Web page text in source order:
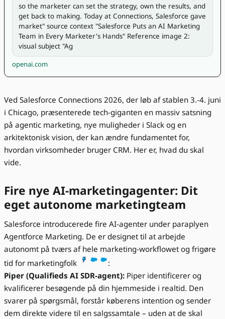
so the marketer can set the strategy, own the results, and
get back to making. Today at Connections, Salesforce gave
market" source context "Salesforce Puts an AI Marketing
Team in Every Marketer's Hands" Reference image 2:
visual subject "Ag
openai.com
Ved Salesforce Connections 2026, der løb af stablen 3.-4. juni
i Chicago, præsenterede tech-giganten en massiv satsning
på agentic marketing, nye muligheder i Slack og en
arkitektonisk vision, der kan ændre fundamentet for,
hvordan virksomheder bruger CRM. Her er, hvad du skal
vide.
Fire nye AI-marketingagenter: Dit
eget autonome marketingteam
Salesforce introducerede fire AI-agenter under paraplyen
Agentforce Marketing. De er designet til at arbejde
autonomt på tværs af hele marketing-workflowet og frigøre
tid for marketingfolk
:
Piper (Qualifieds AI SDR-agent): Piper identificerer og
kvalificerer besøgende på din hjemmeside i realtid. Den
svarer på spørgsmål, forstår køberens intention og sender
dem direkte videre til en salgssamtale – uden at de skal